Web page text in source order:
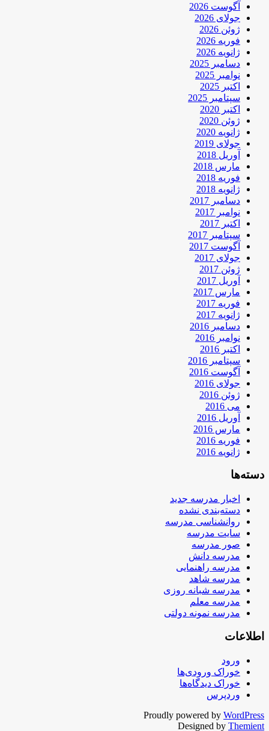
آگوست 2026
جولای 2026
ژوئن 2026
فوریه 2026
ژانویه 2026
دسامبر 2025
نوامبر 2025
اکتبر 2025
سپتامبر 2025
اکتبر 2020
ژوئن 2020
ژانویه 2020
جولای 2019
آوریل 2018
مارس 2018
فوریه 2018
ژانویه 2018
دسامبر 2017
نوامبر 2017
اکتبر 2017
سپتامبر 2017
آگوست 2017
جولای 2017
ژوئن 2017
آوریل 2017
مارس 2017
فوریه 2017
ژانویه 2017
دسامبر 2016
نوامبر 2016
اکتبر 2016
سپتامبر 2016
آگوست 2016
جولای 2016
ژوئن 2016
می 2016
آوریل 2016
مارس 2016
فوریه 2016
ژانویه 2016
دسته‌ها
اخبار مدرسه جدید
دسته‌بندی نشده
روانشناسی مدرسه
سایت مدرسه
صور مدرسه
مدرسه دانش
مدرسه راهنمایی
مدرسه شاهد
مدرسه شبانه روزی
مدرسه معلم
مدرسه نمونه دولتی
اطلاعات
ورود
خوراک ورودی‌ها
خوراک دیدگاه‌ها
وردپرس
Proudly powered by WordPress
Designed by Themient